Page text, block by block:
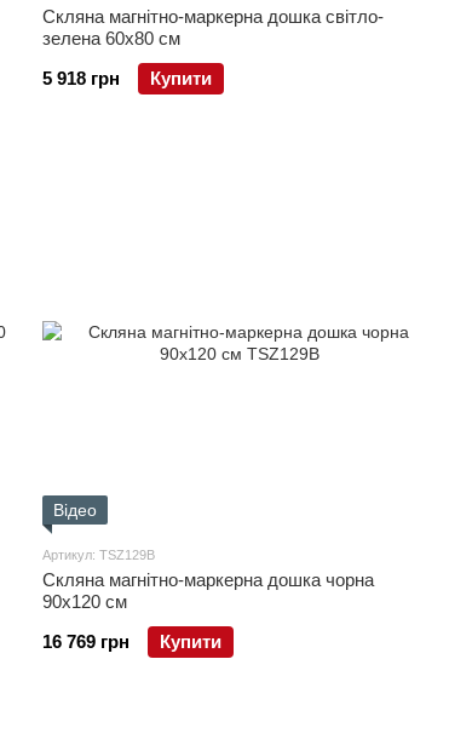
Скляна магнітно-маркерна дошка світло-
зелена 60x80 см
5 918 грн
Купити
Відео
Артикул: TSZ129B
Скляна магнітно-маркерна дошка чорна
90x120 см
16 769 грн
Купити